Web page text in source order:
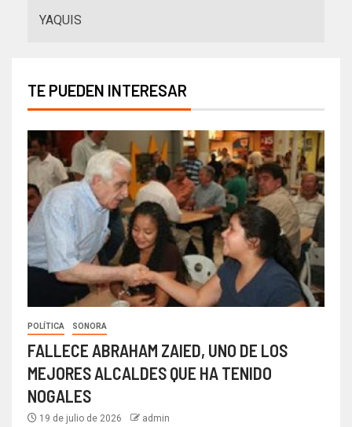
YAQUIS
TE PUEDEN INTERESAR
POLÍTICA SONORA
FALLECE ABRAHAM ZAIED, UNO DE LOS
MEJORES ALCALDES QUE HA TENIDO
NOGALES
19 de julio de 2026 admin